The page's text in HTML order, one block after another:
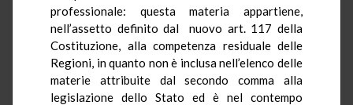
professionale: questa materia appartiene,
nell’assetto definito dal nuovo art. 117 della
Costituzione, alla competenza residuale delle
Regioni, in quanto non è inclusa nell’elenco delle
materie attribuite dal secondo comma alla
legislazione dello Stato ed è nel contempo